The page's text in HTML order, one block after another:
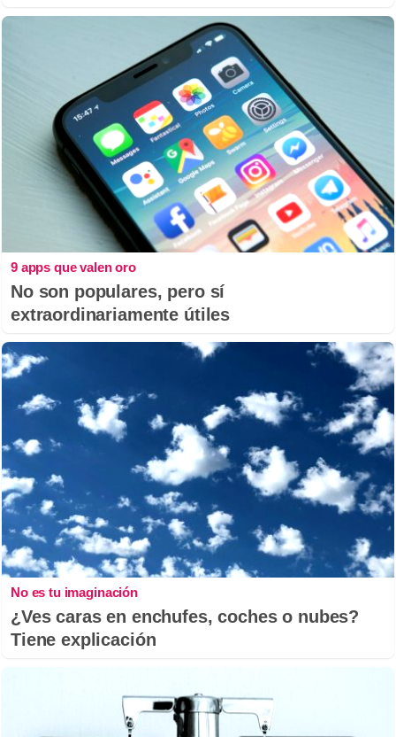
9 apps que valen oro
No son populares, pero sí
extraordinariamente útiles
No es tu imaginación
¿Ves caras en enchufes, coches o nubes?
Tiene explicación